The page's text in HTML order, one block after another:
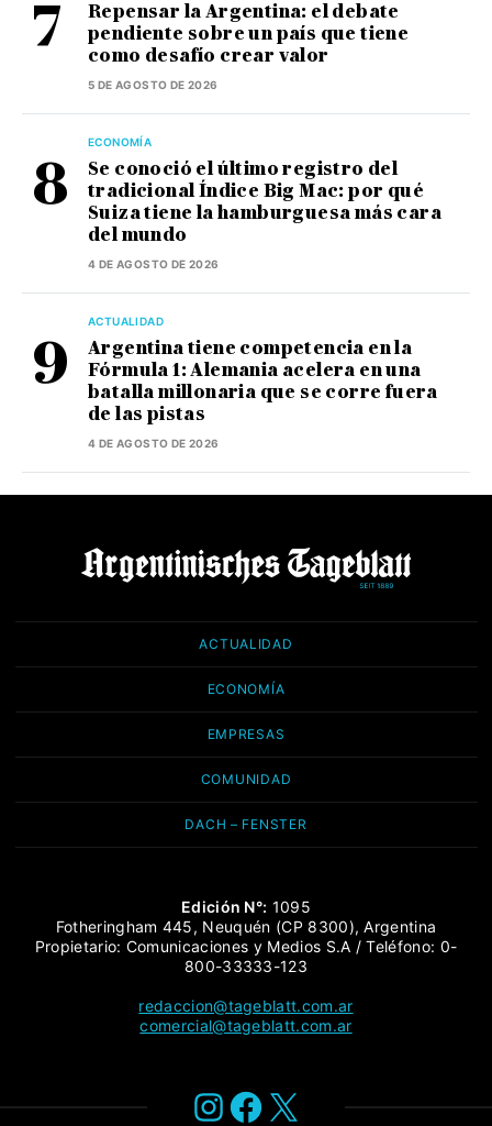
Repensar la Argentina: el debate
pendiente sobre un país que tiene
como desafío crear valor
5 DE AGOSTO DE 2026
ECONOMÍA
Se conoció el último registro del
tradicional Índice Big Mac: por qué
Suiza tiene la hamburguesa más cara
del mundo
4 DE AGOSTO DE 2026
ACTUALIDAD
Argentina tiene competencia en la
Fórmula 1: Alemania acelera en una
batalla millonaria que se corre fuera
de las pistas
4 DE AGOSTO DE 2026
ACTUALIDAD
ECONOMÍA
EMPRESAS
COMUNIDAD
DACH – FENSTER
Edición N°: 1095
Fotheringham 445, Neuquén (CP 8300), Argentina
Propietario: Comunicaciones y Medios S.A / Teléfono: 0-
800-33333-123
redaccion@tageblatt.com.ar
comercial@tageblatt.com.ar
Instagram
Facebook
X